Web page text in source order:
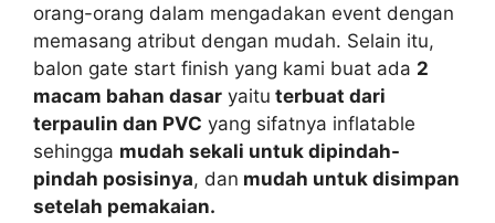
orang-orang dalam mengadakan event dengan
memasang atribut dengan mudah. Selain itu,
balon gate start finish yang kami buat ada 2
macam bahan dasar yaitu terbuat dari
terpaulin dan PVC yang sifatnya inflatable
sehingga mudah sekali untuk dipindah-
pindah posisinya, dan mudah untuk disimpan
setelah pemakaian.